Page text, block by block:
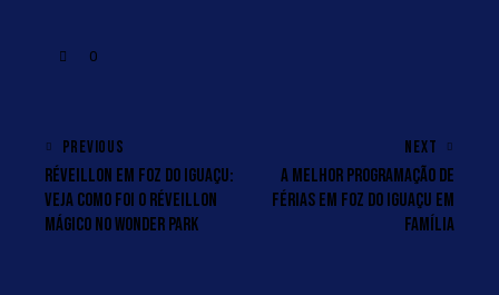
0
PREVIOUS
RÉVEILLON EM FOZ DO IGUAÇU:
VEJA COMO FOI O RÉVEILLON
MÁGICO NO WONDER PARK
NEXT
A MELHOR PROGRAMAÇÃO DE
FÉRIAS EM FOZ DO IGUAÇU EM
FAMÍLIA